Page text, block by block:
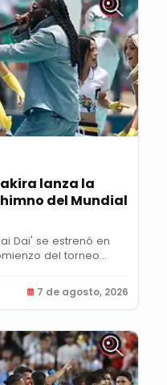
lanza la
del Mundial
Dai' se estrenó en
del torneo...
7 de agosto, 2026